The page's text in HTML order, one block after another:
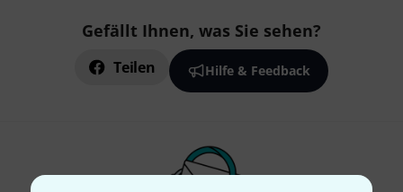
Gefällt Ihnen, was Sie sehen?
Teilen Hilfe & Feedback